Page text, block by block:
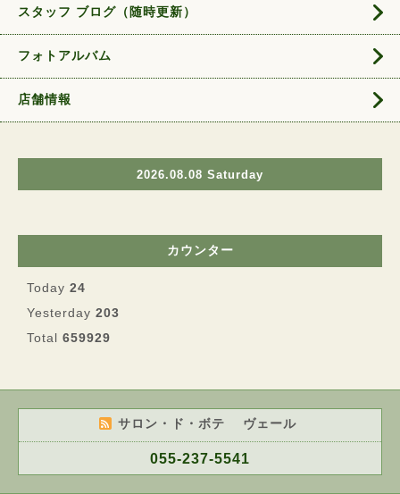
スタッフ ブログ（随時更新）
フォトアルバム
店舗情報
2026.08.08 Saturday
カウンター
Today 24
Yesterday 203
Total 659929
サロン・ド・ボテ ヴェール
055-237-5541